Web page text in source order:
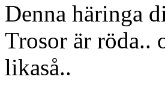
Denna häringa
Trosor är röda..
likaså..